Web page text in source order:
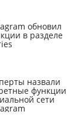
обновил
в разделе
назвали
функции
сети